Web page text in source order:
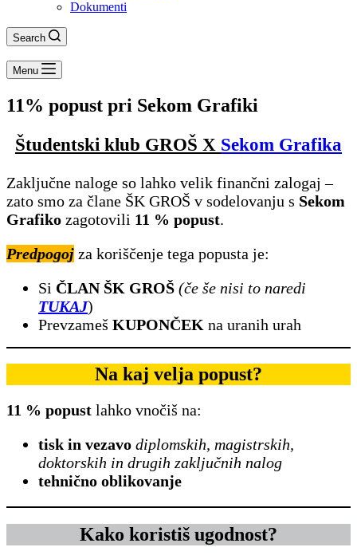
Dokumenti
Search
Menu
11% popust pri Sekom Grafiki
Študentski klub GROŠ X Sekom Grafika
Zaključne naloge so lahko velik finančni zalogaj –
zato smo za člane ŠK GROŠ v sodelovanju s Sekom
Grafiko zagotovili 11 % popust.
Predpogoj za koriščenje tega popusta je:
Si ČLAN ŠK GROŠ (če še nisi to naredi
TUKAJ)
Prevzameš KUPONČEK na uranih urah
Na kaj velja popust?
11 % popust lahko vnočiš na:
tisk in vezavo diplomskih, magistrskih,
doktorskih in drugih zaključnih nalog
tehnično oblikovanje
Kako koristiš ugodnost?